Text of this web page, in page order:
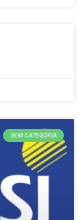
SEM CATEGORIA